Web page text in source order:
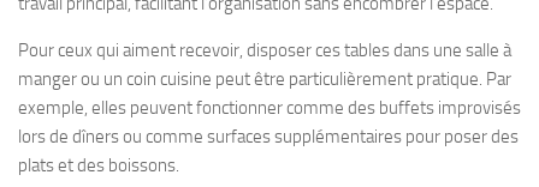
Pour ceux qui aiment recevoir, disposer ces tables dans une salle à
manger ou un coin cuisine peut être particulièrement pratique. Par
exemple, elles peuvent fonctionner comme des buffets improvisés
lors de dîners ou comme surfaces supplémentaires pour poser des
plats et des boissons.